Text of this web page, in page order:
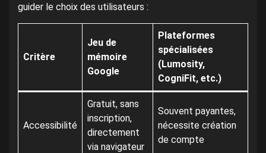
guider le choix des utilisateurs :
Critère
Jeu de
mémoire
Google
Plateformes
spécialisées
(Lumosity,
CogniFit, etc.)
Accessibilité
Gratuit, sans
inscription,
directement
via navigateur
Souvent payantes,
nécessite création
de compte